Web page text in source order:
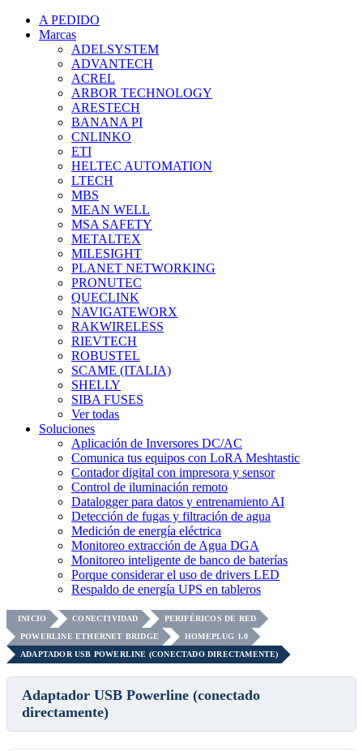
A PEDIDO
Marcas
ADELSYSTEM
ADVANTECH
ACREL
ARBOR TECHNOLOGY
ARESTECH
BANANA PI
CNLINKO
ETI
HELTEC AUTOMATION
LTECH
MBS
MEAN WELL
MSA SAFETY
METALTEX
MILESIGHT
PLANET NETWORKING
PRONUTEC
QUECLINK
NAVIGATEWORX
RAKWIRELESS
RIEVTECH
ROBUSTEL
SCAME (ITALIA)
SHELLY
SIBA FUSES
Ver todas
Soluciones
Aplicación de Inversores DC/AC
Comunica tus equipos con LoRA Meshtastic
Contador digital con impresora y sensor
Control de iluminación remoto
Datalogger para datos y entrenamiento AI
Detección de fugas y filtración de agua
Medición de energía eléctrica
Monitoreo extracción de Agua DGA
Monitoreo inteligente de banco de baterías
Porque considerar el uso de drivers LED
Respaldo de energía UPS en tableros
INICIO CONECTIVIDAD
PERIFÉRICOS DE RED
POWERLINE ETHERNET BRIDGE
HOMEPLUG 1.0
ADAPTADOR USB POWERLINE (CONECTADO DIRECTAMENTE)
Adaptador USB Powerline (conectado
directamente)